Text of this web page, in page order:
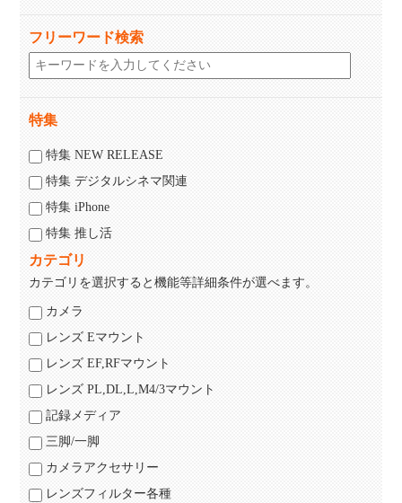
フリーワード検索
特集
特集 NEW RELEASE
特集 デジタルシネマ関連
特集 iPhone
特集 推し活
カテゴリ
カテゴリを選択すると機能等詳細条件が選べます。
カメラ
レンズ Eマウント
レンズ EF,RFマウント
レンズ PL,DL,L,M4/3マウント
記録メディア
三脚/一脚
カメラアクセサリー
レンズフィルター各種